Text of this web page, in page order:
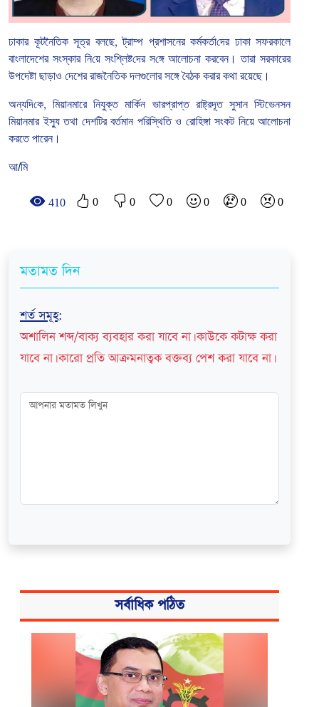
ঢাকার কূটনৈতিক সূত্র বলছে,ট্রাম্প প্রশাসনের কর্মকর্তাদের ঢাকা সফরকালে
বাংলাদেশের সংস্কার নিয়ে সংশ্লিষ্টদের সঙ্গে আলোচনা করবেন। তারা সরকারের
উপদেষ্টা ছাড়াও দেশের রাজনৈতিক দলগুলোর সঙ্গে বৈঠক করার কথা রয়েছে।
অন্যদিকে,মিয়ানমারে নিযুক্ত মার্কিন ভারপ্রাপ্ত রাষ্ট্রদূত সুসান স্টিভেনসন
মিয়ানমার ইস্যু তথা দেশটির বর্তমান পরিস্থিতি ও রোহিঙ্গা সংকট নিয়ে আলোচনা
করতে পারেন।
আ/মি
410 0 0 0 0 0 0
মতামত দিন
শর্ত সমূহ:
অশালিন শব্দ/বাক্য ব্যবহার করা যাবে না। কাউকে কটাক্ষ করা
যাবে না। কারো প্রতি আক্রমনাত্বক বক্তব্য পেশ করা যাবে না।
সর্বাধিক পঠিত